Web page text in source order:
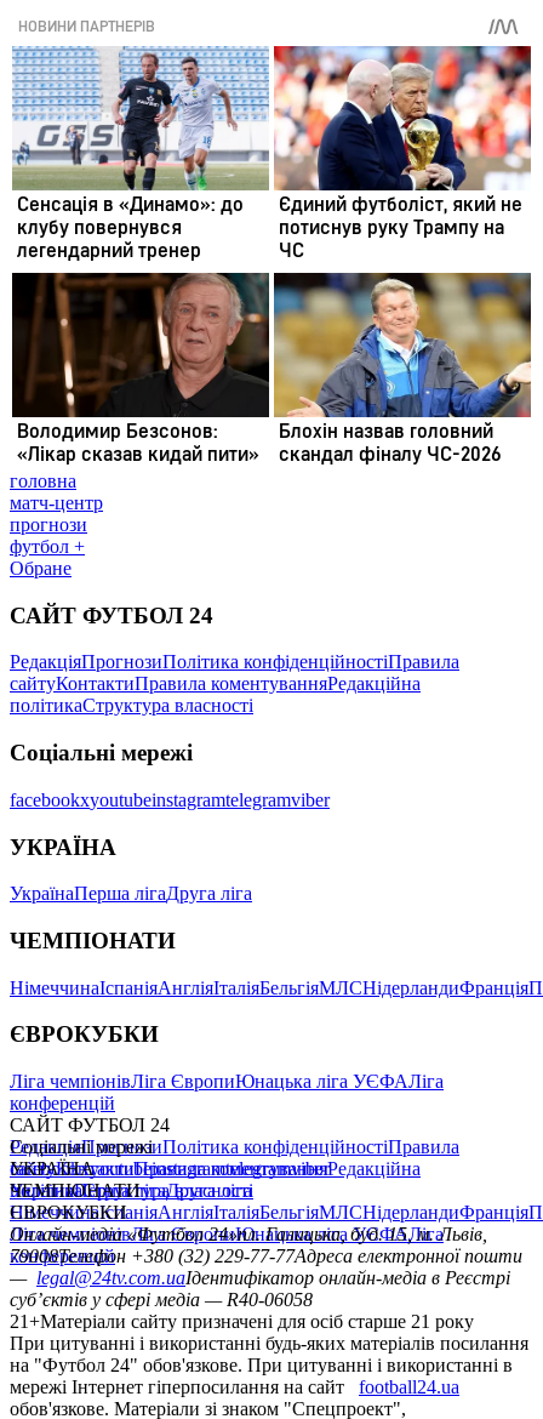
головна
матч-центр
прогнози
футбол +
Обране
САЙТ ФУТБОЛ 24
РедакціяПрогнозиПолітика конфіденційностіПравила
сайтуКонтактиПравила коментуванняРедакційна
політикаСтруктура власності
Соціальні мережі
facebookxyoutubeinstagramtelegramviber
УКРАЇНА
УкраїнаПерша лігаДруга ліга
ЧЕМПІОНАТИ
НімеччинаІспаніяАнгліяІталіяБельгіяМЛСНідерландиФранція
ЄВРОКУБКИ
Ліга чемпіонівЛіга ЄвропиЮнацька ліга УЄФАЛіга
конференцій
САЙТ ФУТБОЛ 24
РедакціяПрогнозиПолітика конфіденційностіПравила
сайтуКонтактиПравила коментуванняРедакційна
політикаСтруктура власності
Соціальні мережі
facebookxyoutubeinstagramtelegramviber
УКРАЇНА
УкраїнаПерша лігаДруга ліга
ЧЕМПІОНАТИ
НімеччинаІспаніяАнгліяІталіяБельгіяМЛСНідерландиФранція
ЄВРОКУБКИ
Ліга чемпіонівЛіга ЄвропиЮнацька ліга УЄФАЛіга
конференцій
Онлайн-медіа «Футбол 24»пл. Галицька, буд. 15, м. Львів,
79008Телефон +380 (32) 229-77-77Адреса електронної пошти
— legal@24tv.com.uaІдентифікатор онлайн-медіа в Реєстрі
суб’єктів у сфері медіа — R40-06058
21+Матеріали сайту призначені для осіб старше 21 року
При цитуванні і використанні будь-яких матеріалів посилання
на "Футбол 24" обов'язкове. При цитуванні і використанні в
мережі Інтернет гіперпосилання на сайт
football24.ua
обов'язкове. Матеріали зі знаком "Спецпроект",